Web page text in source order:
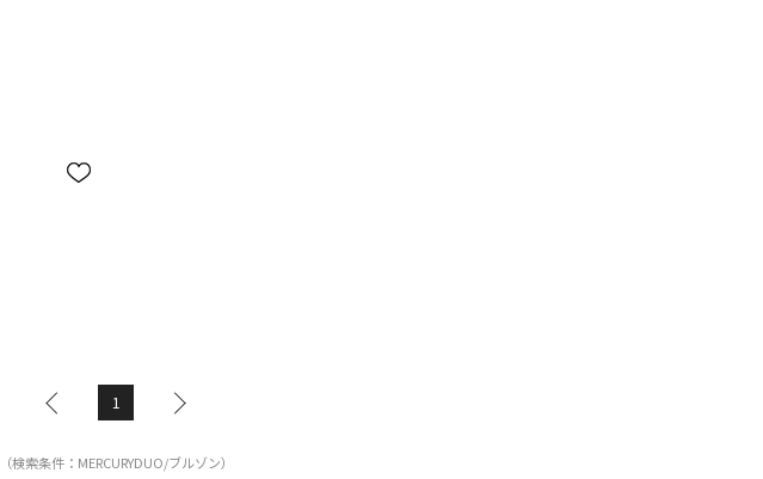
1
（検索条件：MERCURYDUO/ブルゾン）